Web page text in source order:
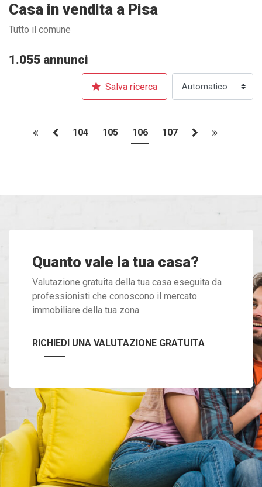
Casa in vendita a Pisa
Tutto il comune
1.055 annunci
Salva ricerca
104 105 106 107
Quanto vale la tua casa?
Valutazione gratuita della tua casa eseguita da
professionisti che conoscono il mercato
immobiliare della tua zona
RICHIEDI UNA VALUTAZIONE GRATUITA